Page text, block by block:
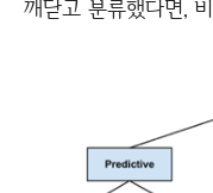
깨닫고 분류했다면,